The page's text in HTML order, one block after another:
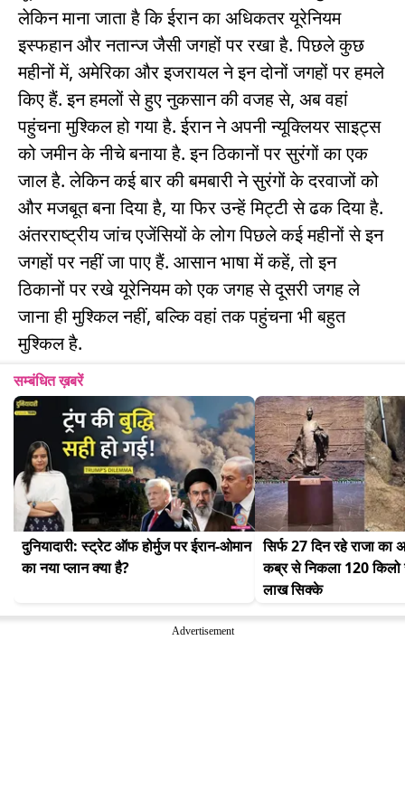
लेकिन माना जाता है कि ईरान का अधिकतर यूरेनियम
इस्फहान और नतान्ज जैसी जगहों पर रखा है. पिछले कुछ
महीनों में, अमेरिका और इजरायल ने इन दोनों जगहों पर हमले
किए हैं. इन हमलों से हुए नुकसान की वजह से, अब वहां
पहुंचना मुश्किल हो गया है. ईरान ने अपनी न्यूक्लियर साइट्स
को जमीन के नीचे बनाया है. इन ठिकानों पर सुरंगों का एक
जाल है. लेकिन कई बार की बमबारी ने सुरंगों के दरवाजों को
और मजबूत बना दिया है, या फिर उन्हें मिट्टी से ढक दिया है.
अंतरराष्ट्रीय जांच एजेंसियों के लोग पिछले कई महीनों से इन
जगहों पर नहीं जा पाए हैं. आसान भाषा में कहें, तो इन
ठिकानों पर रखे यूरेनियम को एक जगह से दूसरी जगह ले
जाना ही मुश्किल नहीं, बल्कि वहां तक पहुंचना भी बहुत
मुश्किल है.
सम्बंधित ख़बरें
दुनियादारी: स्ट्रेट ऑफ होर्मुज पर ईरान-ओमान
का नया प्लान क्या है?
सिर्फ 27 दिन रहे राजा का
कब्र से निकला 120 किलो
लाख सिक्के
Advertisement